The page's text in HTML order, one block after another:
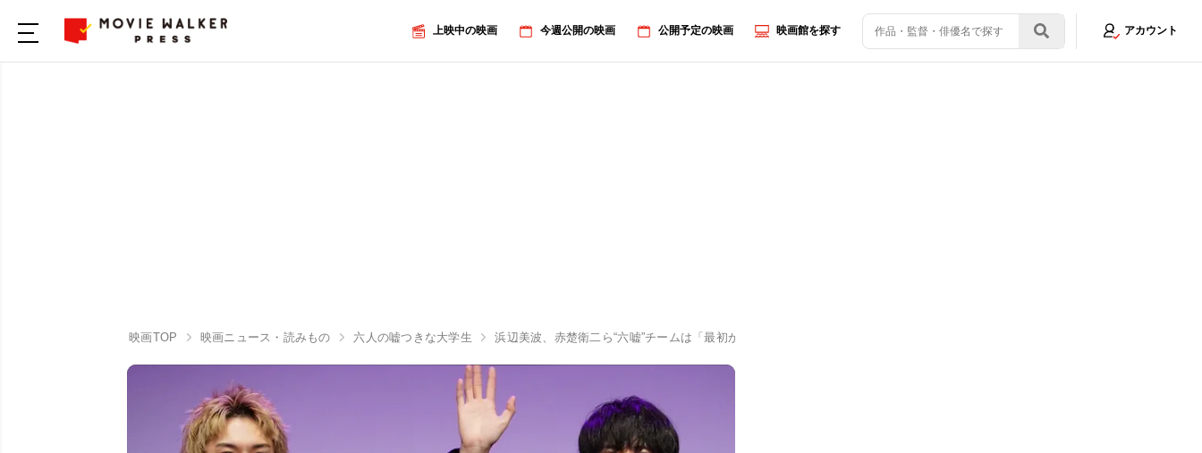
上映中の映画 今週公開の映画 公開予定の映画 映画館を探す アカウント
映画TOP 映画ニュース・読みもの 六人の嘘つきな大学生 浜辺美波、赤楚衛二ら“六嘘”チームは「最初からトップスピードで仲が良い！」佐野勇斗は早くも「会えなくなるのが寂しい」とポ